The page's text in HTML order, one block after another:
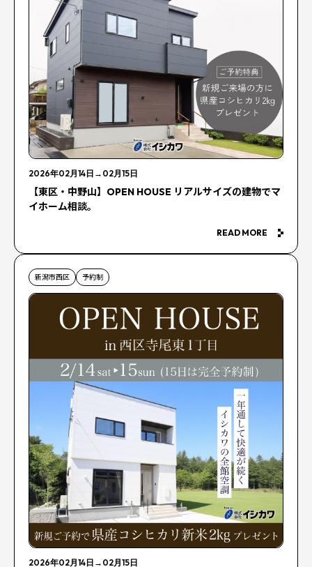
2026年02月14日 → 02月15日
【東区・中野山】OPEN HOUSE リアルサイズの建物でマ
イホーム相談。
READ MORE
新潟市西区 予約制
2026年02月14日 → 02月15日